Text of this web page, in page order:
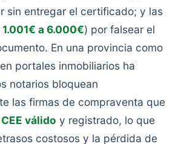
sin entregar el certificado; y las
1.001€ a 6.000€) por falsear el
En una provincia como
portales inmobiliarios ha
notarios bloquean
las firmas de compraventa que
CEE válido y registrado, lo que
costosos y la pérdida de